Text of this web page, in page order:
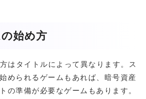
始め方
はタイトルによって異なります。ス
められるゲームもあれば、暗号資産
の準備が必要なゲームもあります。